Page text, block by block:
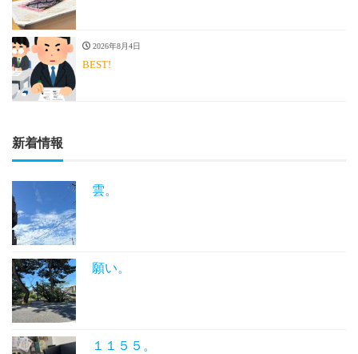
2026年8月4日
BEST!
新着情報
雲。
願い。
１１５５。